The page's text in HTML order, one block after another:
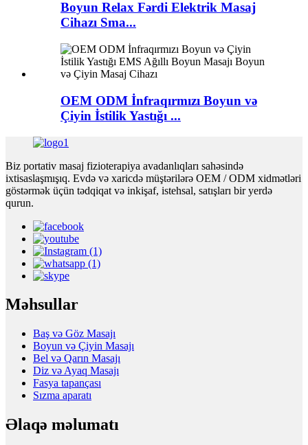
Boyun Relax Fərdi Elektrik Masaj
Cihazı Sma...
OEM ODM İnfraqırmızı Boyun və
Çiyin İstilik Yastığı ...
Biz portativ masaj fizioterapiya avadanlıqları sahəsində
ixtisaslaşmışıq. Evdə və xaricdə müştərilərə OEM / ODM xidmətləri
göstərmək üçün tədqiqat və inkişaf, istehsal, satışları bir yerdə
qurun.
Məhsullar
Baş və Göz Masajı
Boyun və Çiyin Masajı
Bel və Qarın Masajı
Diz və Ayaq Masajı
Fasya tapançası
Sızma aparatı
Əlaqə məlumatı